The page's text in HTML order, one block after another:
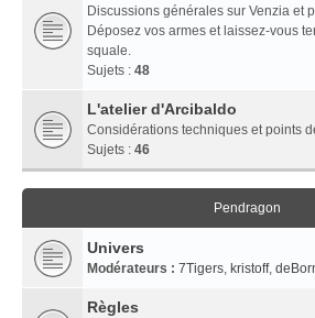
Discussions générales sur Venzia et
Déposez vos armes et laissez-vous
squale.
Sujets : 48
L'atelier d'Arcibaldo
Considérations techniques et points
Sujets : 46
Pendragon
Univers
Modérateurs : 7Tigers, kristoff,
Règles